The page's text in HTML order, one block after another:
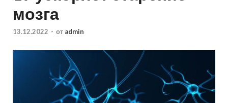
мозга
13.12.2022 - от admin